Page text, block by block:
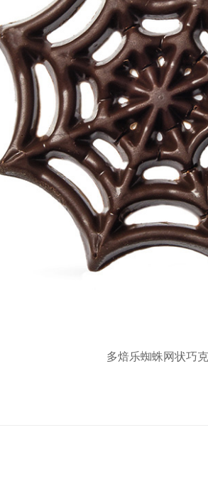
多焙乐蜘蛛网状巧